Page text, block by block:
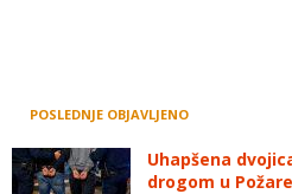
POSLEDNJE OBJAVLJENO
Uhapšena
drogom u